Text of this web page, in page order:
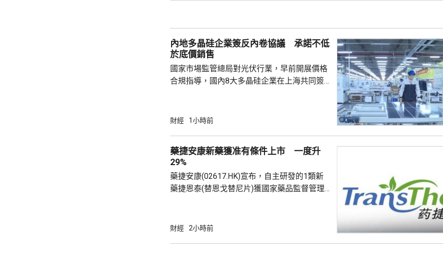
內地多晶硅企業簽反內卷協議 承諾不低
於底價銷售
國家市場監管總局對光伏行業，早前開展價格
合規指導，國內8大多晶硅企業在上海共同簽
通威股份、協鑫科技、大全能源、新特能源，
公司、新疆戈恩斯能源科技有限公司。 新特能
源(01799.HK)報4.415元，升0.425元，升逾
10%；協...
財經 1小時前
藥捷安康新藥獲准有條件上市 一度升
29%
藥捷安康(02617.HK)宣布，自主研發的1類新
藥捷恩泰(替恩戈替尼片)獲國家藥品監督管理
重排的晚期、轉移性或不可手術切除的膽管癌
財經 2小時前